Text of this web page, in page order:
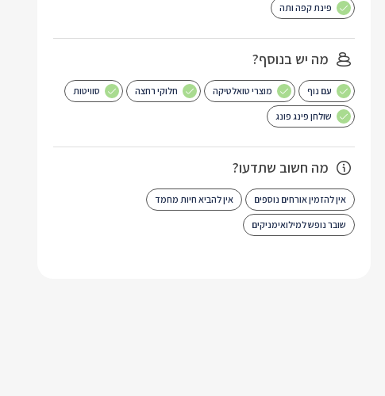
פינת קפה ותה
מה יש בנוסף?
עם נוף מוצרי טואלטיקה חלוקי רחצה סוויטות
שולחן פינג פונג
מה חשוב שתדעו?
אין להזמין אורחים נוספים אין להביא חיות מחמד
שובר נופש למילואימניקים